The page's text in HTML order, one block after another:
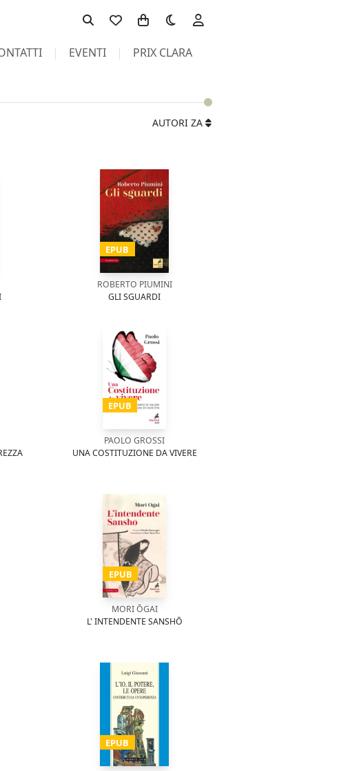
Toggle theme
EVENTI PRIX CLARA
AUTORI ZA
EPUB
ROBERTO PIUMINI
GLI SGUARDI
EPUB
PAOLO GROSSI
UNA COSTITUZIONE DA VIVERE
EPUB
MORI ŌGAI
L' INTENDENTE SANSHŌ
EPUB